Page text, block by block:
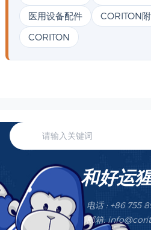
医用设备配件
CORITON
CORITON
和好运
电话 : +86 755
邮箱: